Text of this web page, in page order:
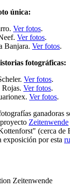
única:
Ver fotos.
Ver fotos.
Banjara. Ver fotos.
fotográficas:
Ver fotos.
Rojas. Ver fotos.
Ver fotos.
ganadoras
Zeitenwende
(cerca de
exposición por esta